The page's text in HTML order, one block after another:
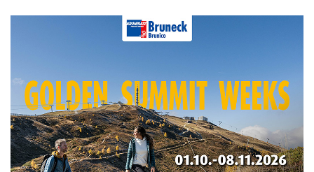
Im Tourenarchiv suchen
Region: